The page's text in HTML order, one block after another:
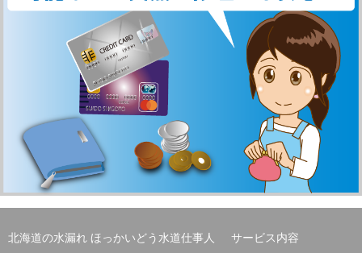
北海道の水漏れ ほっかいどう水道仕事人 サービス内容